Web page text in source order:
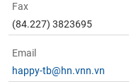
Fax
(84.227) 3823695
Email
happy-tb@hn.vnn.vn
Báo
cáo
phân
tích
(-)